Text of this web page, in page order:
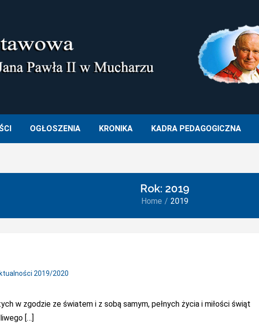
IM. OJCA ŚWIĘTEGO
OGŁOSZENIA KRONIKA KADRA PEDAGOGICZNA
Rok: 2019
Home 2019
2019/2020
w zgodzie ze światem i z sobą samym, pełnych życia i miłości świąt
[…]